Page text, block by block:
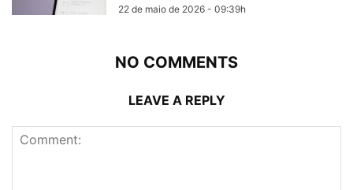
22 de maio de 2026 - 09:39h
NO COMMENTS
LEAVE A REPLY